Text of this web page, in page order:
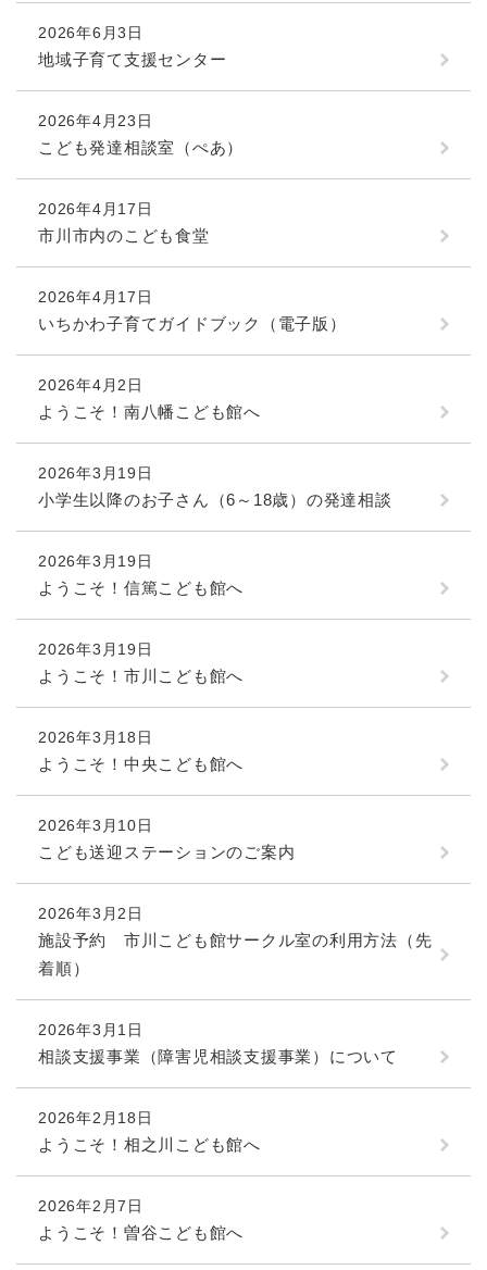
2026年6月3日
地域子育て支援センター
2026年4月23日
こども発達相談室（ぺあ）
2026年4月17日
市川市内のこども食堂
2026年4月17日
いちかわ子育てガイドブック（電子版）
2026年4月2日
ようこそ！南八幡こども館へ
2026年3月19日
小学生以降のお子さん（6～18歳）の発達相談
2026年3月19日
ようこそ！信篤こども館へ
2026年3月19日
ようこそ！市川こども館へ
2026年3月18日
ようこそ！中央こども館へ
2026年3月10日
こども送迎ステーションのご案内
2026年3月2日
施設予約 市川こども館サークル室の利用方法（先
着順）
2026年3月1日
相談支援事業（障害児相談支援事業）について
2026年2月18日
ようこそ！相之川こども館へ
2026年2月7日
ようこそ！曽谷こども館へ